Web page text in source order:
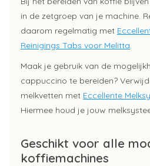
in de zetgroep van je machine.
daarom regelmatig met
Reinigings Tabs voor Melitta.
Maak je gebruik van de
cappuccino te bereiden?
melkvetten met Eccellente
Hiermee houd je jouw
Geschikt voor alle
koffiemachines